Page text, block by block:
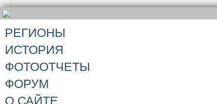
РЕГИОНЫ
ИСТОРИЯ
ФОТООТЧЕТЫ
ФОРУМ
О САЙТЕ